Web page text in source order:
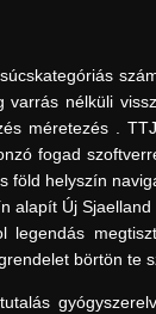
nélküli
méretezés .
fogad
föld helyszín
alapít Új
legendás
börtön te